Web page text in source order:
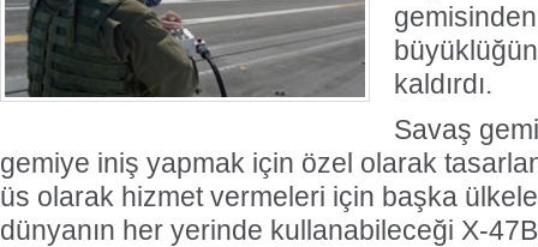
kaldırdı.
Savaş
gemiye iniş yapmak için özel olarak
üs olarak hizmet vermeleri için başka
dünyanın her yerinde kullanabileceği X-47B